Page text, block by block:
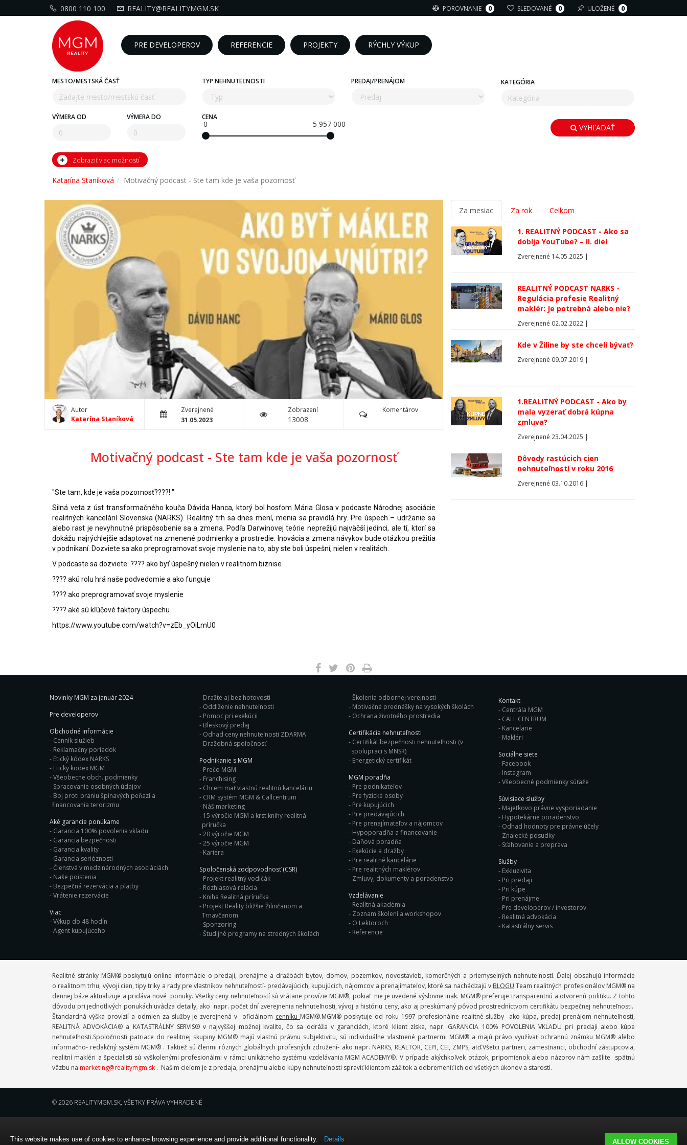
0800 110 100 REALITY@REALITYMGM.SK POROVNANIE 0 SLEDOVANÉ 0 ULOŽENÉ 0
PRE DEVELOPEROV REFERENCIE PROJEKTY RÝCHLY VÝKUP
MESTO/MESTSKÁ ČASŤ TYP NEHNUTEĽNOSTI PREDAJ/PRENÁJOM KATEGÓRIA
VÝMERA OD VÝMERA DO CENA
0 5 957 000 VYHĽADAŤ
Zobraziť viac možností
Katarína Staníková Motivačný podcast - Ste tam kde je vaša pozornosť
Autor
Katarína Staníková
Zverejnené
31.05.2023
Zobrazení
13008
Komentárov
Motivačný podcast - Ste tam kde je vaša pozornosť
"Ste tam, kde je vaša pozornosť????! "
Silná veta z úst transformačného kouča Dávida Hanca, ktorý bol hosťom Mária Glosa v podcaste Národnej asociácie
realitných kancelárií Slovenska (NARKS). Realitný trh sa dnes mení, menia sa pravidlá hry. Pre úspech – udržanie sa
alebo rast je nevyhnutné prispôsobenie sa a zmena. Podľa Darwinovej teórie neprežijú najväčší jedinci, ale tí, ktorí sa
dokážu najrýchlejšie adaptovať na zmenené podmienky a prostredie. Inovácia a zmena návykov bude otázkou prežitia
v podnikaní. Dozviete sa ako preprogramovať svoje myslenie na to, aby ste boli úspešní, nielen v realitách.
V podcaste sa dozviete: ???? ako byť úspešný nielen v realitnom biznise
???? akú rolu hrá naše podvedomie a ako funguje
???? ako preprogramovať svoje myslenie
???? aké sú kľúčové faktory úspechu
https://www.youtube.com/watch?v=zEb_yOiLmU0
Za mesiac Za rok Celkom
1. REALITNÝ PODCAST - Ako sa
dobíja YouTube? – II. diel
Zverejnené 14.05.2025 |
REALITNÝ PODCAST NARKS -
Regulácia profesie Realitný
maklér: Je potrebná alebo nie?
Zverejnené 02.02.2022 |
Kde v Žiline by ste chceli bývať?
Zverejnené 09.07.2019 |
1.REALITNÝ PODCAST - Ako by
mala vyzerať dobrá kúpna
zmluva?
Zverejnené 23.04.2025 |
Dôvody rastúcich cien
nehnuteľností v roku 2016
Zverejnené 03.10.2016 |
Novinky MGM za január 2024
Pre developerov
Obchodné informácie
Cenník služieb
Reklamačny poriadok
Etický kódex NARKS
Eticky kodex MGM
Všeobecne obch. podmienky
Spracovanie osobných údajov
Boj proti praniu špinavých peňazí a
financovania terorizmu
Aké garancie ponúkame
Garancia 100% povolenia vkladu
Garancia bezpečnosti
Garancia kvality
Garancia serióznosti
Členstvá v medzinárodných asociáciách
Naše poistenia
Bezpečná rezervácia a platby
Vrátenie rezervácie
Viac
Výkup do 48 hodín
Agent kupujúceho
Dražte aj bez hotovosti
Oddlženie nehnuteľnosti
Pomoc pri exekúcii
Bleskový predaj
Odhad ceny nehnuteľnosti ZDARMA
Dražobná spoločnosť
Podnikanie s MGM
Prečo MGM
Franchising
Chcem mať vlastnú realitnú kanceláriu
CRM systém MGM & Callcentrum
Náš marketing
15 výročie MGM a krst knihy realitná
príručka
20 výročie MGM
25 výročie MGM
Kariéra
Spoločenská zodpovodnosť (CSR)
Projekt realitný vodičák
Rozhlasová relácia
Kniha Realitná príručka
Projekt Reality bližšie Žilinčanom a
Trnavčanom
Sponzoring
Študijné programy na stredných školách
Školenia odbornej verejnosti
Motivačné prednášky na vysokých školách
Ochrana životného prostredia
Certifikácia nehnuteľnosti
Certifikát bezpečnosti nehnuteľnosti (v
spolupraci s MNSR)
Energetický certifikát
MGM poradňa
Pre podnikateľov
Pre fyzické osoby
Pre kupujúcich
Pre predávajúcich
Pre prenajímateľov a nájomcov
Hypoporadňa a financovanie
Daňová poradňa
Exekúcie a dražby
Pre realitné kancelárie
Pre realitných maklérov
Zmluvy, dokumenty a poradenstvo
Vzdelávanie
Realitná akadémia
Zoznam školení a workshopov
O Lektoroch
Referencie
Kontakt
Centrála MGM
CALL CENTRUM
Kancelarie
Makléri
Sociálne siete
Facebook
Instagram
Všeobecné podmienky súťaže
Súvisiace služby
Majetkovo právne vysporiadanie
Hypotekárne poradenstvo
Odhad hodnoty pre právne účely
Znalecké posudky
Sťahovanie a preprava
Služby
Exkluzivita
Pri predaji
Pri kúpe
Pri prenájme
Pre developerov / investorov
Realitná advokácia
Katastrálny servis
Realitné stránky MGM® poskytujú online informácie o predaji, prenájme a dražbách bytov, domov, pozemkov, novostavieb, komerčných a priemyselných nehnuteľností. Ďalej obsahujú informácie
o realitnom trhu, vývoji cien, tipy triky a rady pre vlastníkov nehnuteľností- predávajúcich, kupujúcich, nájomcov a prenajímateľov, ktoré sa nachádzajú v BLOGU.Team realitných profesionálov MGM® na
dennej báze aktualizuje a pridáva nové ponuky. Všetky ceny nehnuteľností sú vrátane provízie MGM®, pokiaľ nie je uvedené výslovne inak. MGM® preferuje transparentnú a otvorenú politiku. Z tohto
dôvodu pri jednotlivých ponukách uvádza detaily, ako napr. počet dní zverejnenia nehnuteľnosti, vývoj a históriu ceny, ako aj preskúmaný pôvod prostredníctvom certifikátu bezpečnej nehnuteľnosti.
Štandardná výška provízií a odmien za služby je zverejnená v oficiálnom cenníku MGM®.MGM® poskytuje od roku 1997 profesionálne realitné služby ako kúpa, predaj prenájom nehnuteľnosti,
REALITNÁ ADVOKÁCIA® a KATASTRÁLNY SERVIS® v najvyššej možnej kvalite, čo sa odráža v garanciách, ktoré klient získa, napr. GARANCIA 100% POVOLENIA VKLADU pri predaji alebo kúpe
nehnuteľnosti.Spoločnosti patriace do realitnej skupiny MGM® majú vlastnú právnu subjektivitu, sú individuálne vlastnené partnermi MGM® a majú právo využívať ochrannú známku MGM® alebo
informačno- redakčný systém MGM® . Taktiež sú členmi rôznych globálnych profesných združení- ako napr. NARKS, REALTOR, CEPI, CEI, ZMPS, atď.Všetci partneri, zamestnanci, obchodní zástupcovia,
realitní makléri a špecialisti sú vyškolenými profesionálmi v rámci unikátneho systému vzdelávania MGM ACADEMY®. V prípade akýchkoľvek otázok, pripomienok alebo názorov nám zašlite spätnú
väzbu na marketing@realitymgm.sk . Našim cieľom je z predaja, prenájmu alebo kúpy nehnuteľnosti spraviť klientom zážitok a odbremeniť ich od všetkých úkonov a starostí.
© 2026 REALITYMGM.SK, VŠETKY PRÁVA VYHRADENÉ
This website makes use of cookies to enhance browsing experience and provide additional functionality. Details ALLOW COOKIES